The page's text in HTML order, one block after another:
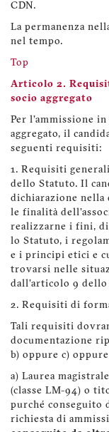
CDN.
La permanenza
nel tempo.
Top
Articolo 2.
socio aggregato
Per l'ammissione
aggregato, il
seguenti requisiti:
1. Requisiti
dello Statuto. Il
dichiarazione nella
le finalità
realizzarne i fini, di
lo Statuto, i
e i principi etici e
trovarsi nelle
dall'articolo 9 dello
2. Requisiti di
Tali requisiti
documentazione
b) oppure c)
a) Laurea
(classe LM-94) o
purché conseguito
richiesta di